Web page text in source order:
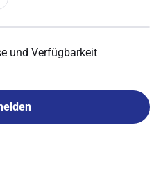
und Verfügbarkeit